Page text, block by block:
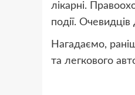
лікарні.
події.
Нагадаємо,
та легкового